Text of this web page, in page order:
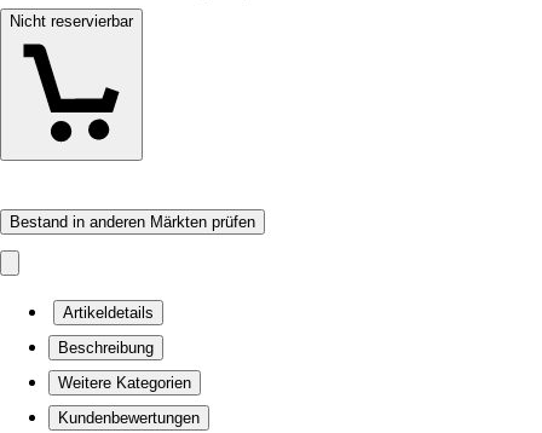
Nicht reservierbar
Bestand in anderen Märkten prüfen
Artikeldetails
Beschreibung
Weitere Kategorien
Kundenbewertungen